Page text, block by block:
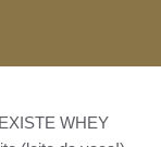
WHEY